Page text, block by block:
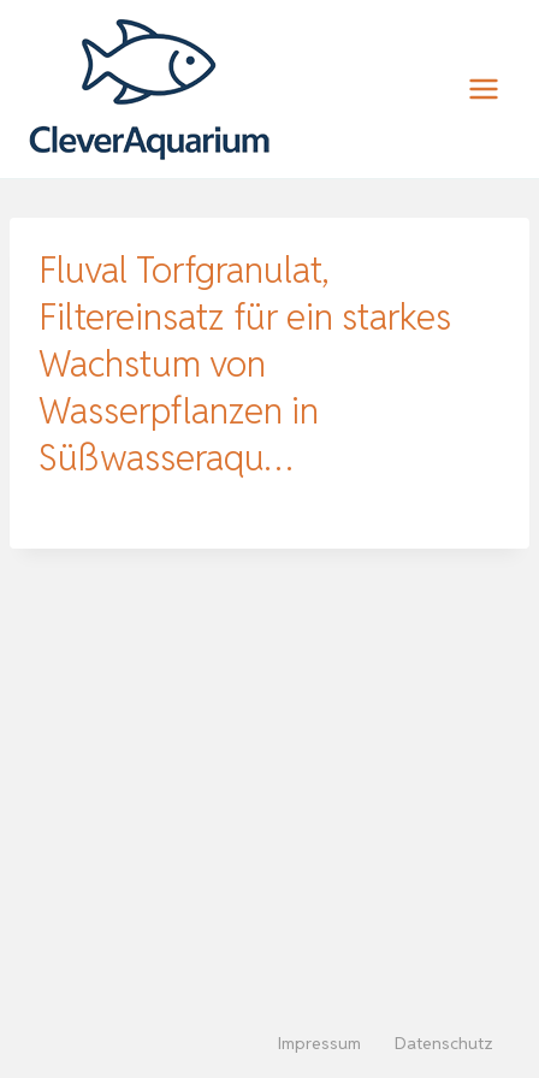
Fluval Torfgranulat,
Filtereinsatz für ein starkes
Wachstum von
Wasserpflanzen in
Süßwasseraqu…
Impressum Datenschutz